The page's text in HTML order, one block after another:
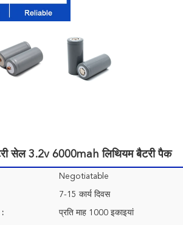
सेल 3.2v 6000mah लिथियम बैटरी पैक
Negotiatable
7-15 कार्य दिवस
: प्रति माह 1000 इकाइयां